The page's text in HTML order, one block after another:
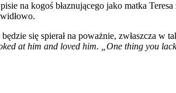
na kogoś błaznującego jako matka
się spierał na poważnie, zwłaszcza
at him and loved him. „One thing you